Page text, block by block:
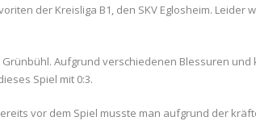
der Kreisliga B1, den SKV Eglosheim.
Aufgrund verschiedenen Blessuren
Spiel mit 0:3.
vor dem Spiel musste man aufgrund der